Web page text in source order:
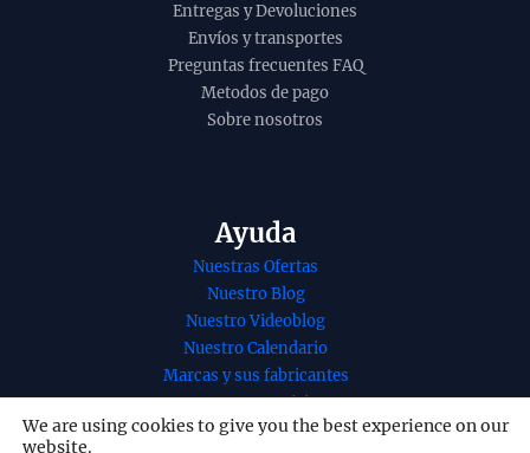
Entregas y Devoluciones
Envíos y transportes
Preguntas frecuentes FAQ
Metodos de pago
Sobre nosotros
Ayuda
Nuestras Ofertas
Nuestro Blog
Nuestro Videoblog
Nuestro Calendario
Marcas y sus fabricantes
Nuestros Servicios
Nuestro contacto
We are using cookies to give you the best experience on our
website.